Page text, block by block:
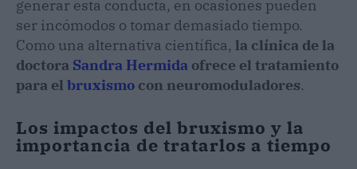
generar esta conducta, en ocasiones pueden
ser incómodos o tomar demasiado tiempo.
Como una alternativa científica, la clínica de la
doctora Sandra Hermida ofrece el tratamiento
para el bruxismo con neuromoduladores.
Los impactos del bruxismo y la
importancia de tratarlos a tiempo